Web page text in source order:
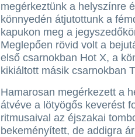
megérkeztünk a helyszínre
könnyedén átjutottunk a
kapukon meg a
Meglepően rövid volt a
első csarnokban Hot X, a
kikiáltott másik csarnokban
Hamarosan megérkezett a
átvéve a lötyögős keverést
ritmusaival az éjszakai
bekeményített, de addigra